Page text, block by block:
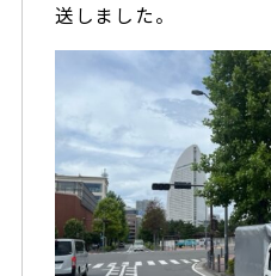
送しました。